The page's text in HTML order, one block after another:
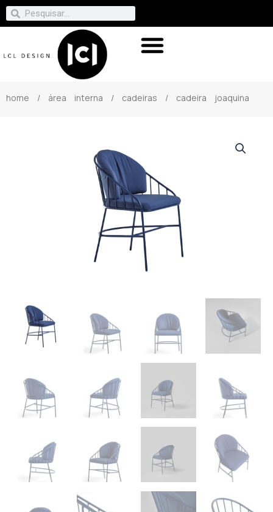
home / área interna / cadeiras / cadeira joaquina